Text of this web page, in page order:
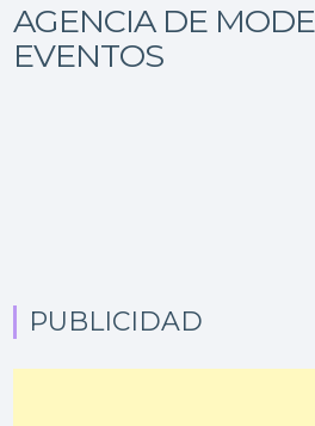
AGENCIA DE
EVENTOS
PUBLICIDAD